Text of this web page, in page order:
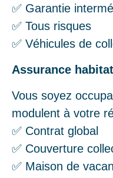
✅ Garantie
✅ Tous risques
✅ Véhicules de
Assurance
Vous soyez
modulent à votre
✅ Contrat global
✅ Couverture
✅ Maison de